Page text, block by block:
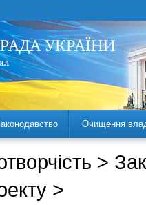
Очищення
>
>